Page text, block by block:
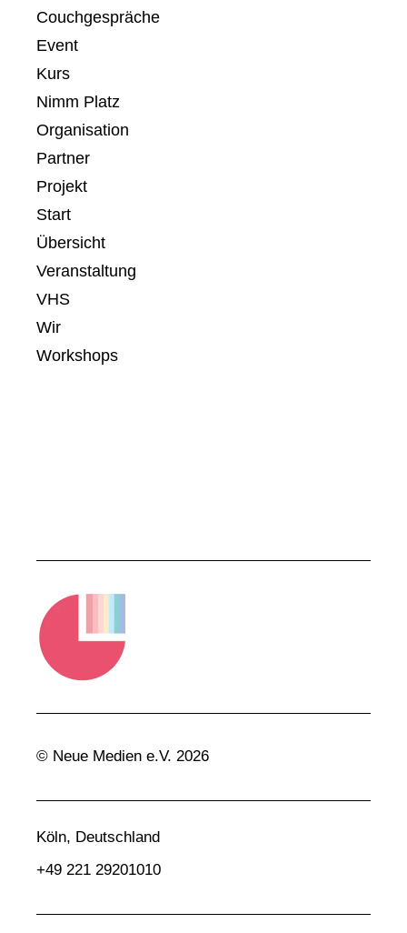
Couchgespräche
Event
Kurs
Nimm Platz
Organisation
Partner
Projekt
Start
Übersicht
Veranstaltung
VHS
Wir
Workshops
© Neue Medien e.V. 2026
Köln, Deutschland
+49 221 29201010